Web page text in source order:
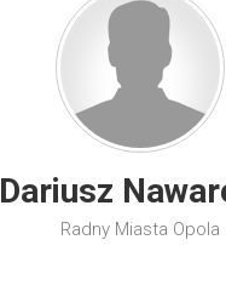
Dariusz
Radny Miasta Opola